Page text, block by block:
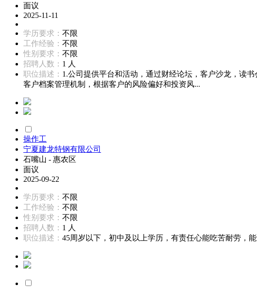
面议
2025-11-11
学历要求： 不限
工作经验： 不限
性别要求： 不限
招聘人数： 1 人
职位描述： 1.公司提供平台和活动，通过财经论坛，客户沙龙，读
客户档案管理机制，根据客户的风险偏好和投资风...
操作工
宁夏建龙特钢有限公司
石嘴山 - 惠农区
面议
2025-09-22
学历要求： 不限
工作经验： 不限
性别要求： 不限
招聘人数： 1 人
职位描述： 45周岁以下，初中及以上学历，有责任心能吃苦耐劳，